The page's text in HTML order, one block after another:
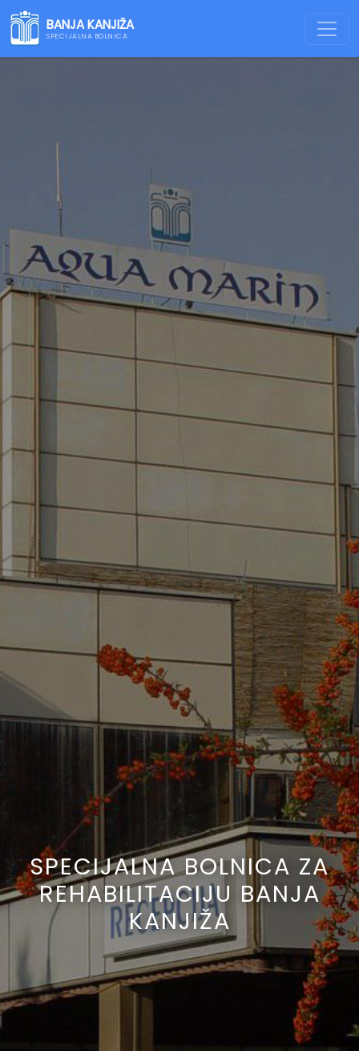
BANJA KANJIŽA
SPECIJALNA BOLNICA
SPECIJALNA BOLNICA ZA
REHABILITACIJU BANJA
KANJIŽA